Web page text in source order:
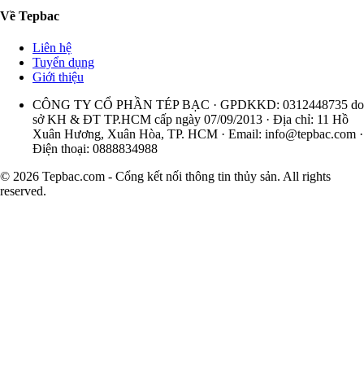
Về Tepbac
Liên hệ
Tuyển dụng
Giới thiệu
CÔNG TY CỔ PHẦN TÉP BẠC · GPDKKD: 0312448735 do
sở KH & ĐT TP.HCM cấp ngày 07/09/2013 · Địa chỉ: 11 Hồ
Xuân Hương, Xuân Hòa, TP. HCM · Email: info@tepbac.com ·
Điện thoại: 0888834988
© 2026 Tepbac.com - Cổng kết nối thông tin thủy sản. All rights
reserved.